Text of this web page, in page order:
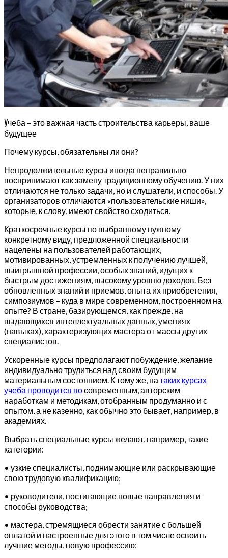
Учеба – это важная часть строительства карьеры, ваше
будущее
Почему курсы, обязательны ли они?
Непродолжительные курсы иногда неправильно
воспринимают как замену традиционному обучению. У них
отличаются не только задачи, но и слушатели, и способы. У
организаторов отличаются «пользовательские ниши»,
которые, к слову, имеют свойство сходиться.
Краткосрочные курсы по выбранному нужному
конкретному виду, предложенной специальности
нацелены на пользователей работающих,
мотивированных, устремленных к получению лучшей,
выигрышной профессии, особых знаний, идущих к
быстрым достижениям, высокому уровню доходов. Без
обновленных знаний и приемов, опыта их приобретения,
симпозиумов – куда в мире современном, построенном на
опыте? В стране, базирующемся, как прежде, на
выдающихся интеллектуальных данных, умениях
(навыках), характеризующих мастера от массы других
специалистов.
Ускоренные курсы предполагают побуждение, желание
индивидуально трудиться над своим будущим
материальным состоянием. К тому же, на таких курсах
учеба проводится посовременным, авторским
наработкам и методикам, отобранным продуманно и с
опытом, а не казенно, как обычно это бывает, например, в
академиях.
Выбрать специальные курсы желают, например, такие
категории:
• узкие специалисты, поднимающие или раскрывающие
свою трудовую квалификацию;
• руководители, постигающие новые направления и
способы руководства;
• мастера, стремящиеся обрести занятие с большей
оплатой и настроенные для этого в том числе освоить
лучшие методы, новую профессию;